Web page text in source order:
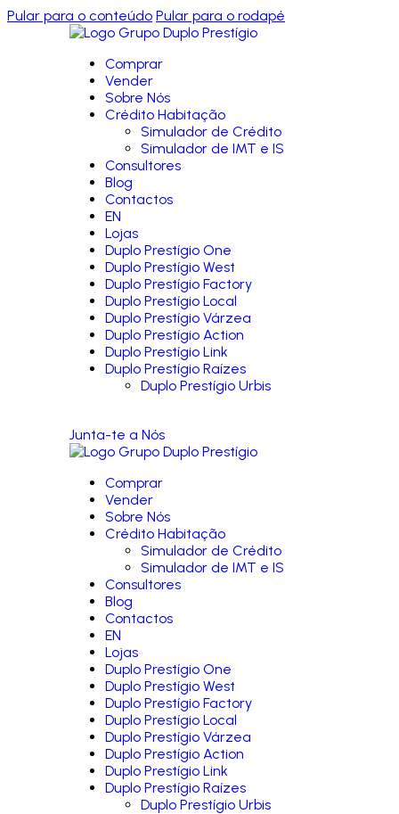
Pular para o conteúdo Pular para o rodapé
Comprar
Vender
Sobre Nós
Crédito Habitação
Simulador de Crédito
Simulador de IMT e IS
Consultores
Blog
Contactos
EN
Lojas
Duplo Prestígio One
Duplo Prestígio West
Duplo Prestígio Factory
Duplo Prestígio Local
Duplo Prestígio Várzea
Duplo Prestígio Action
Duplo Prestígio Link
Duplo Prestígio Raízes
Duplo Prestígio Urbis
Junta-te a Nós
Comprar
Vender
Sobre Nós
Crédito Habitação
Simulador de Crédito
Simulador de IMT e IS
Consultores
Blog
Contactos
EN
Lojas
Duplo Prestígio One
Duplo Prestígio West
Duplo Prestígio Factory
Duplo Prestígio Local
Duplo Prestígio Várzea
Duplo Prestígio Action
Duplo Prestígio Link
Duplo Prestígio Raízes
Duplo Prestígio Urbis